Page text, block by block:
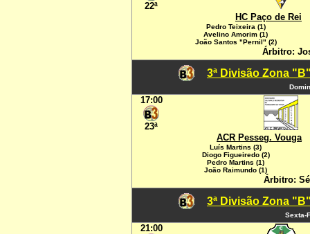
22ª
HC Paço de Rei
Pedro Teixeira (1)
Avelino Amorim (1)
João Santos "Pernil" (2)
Árbitro:
3ª Divisão Zona
17:00
23ª
ACR Pesseg. Vouga
Luís Martins (3)
Diogo Figueiredo (2)
Pedro Martins (1)
João Raimundo (1)
Árbitro:
3ª Divisão Zona
Sexta-
21:00